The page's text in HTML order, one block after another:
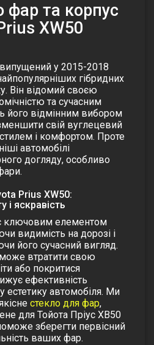
фар та корпус
XW50
у 2015-2018
гібридних
Він відомий своєю
та сучасним
його відмінним вибором
свій вуглецевий
і комфортом. Проте
автомобілі
догляду, особливо
Prius XW50:
і яскравість
ключовим елементом
видимість на дорозі і
його сучасний вигляд.
може втратити свою
або покритися
ефективність
естетику автомобіля. Ми
стекло для фар,
для Тойота Пріус ХВ50
зберегти первісний
ваших фар.